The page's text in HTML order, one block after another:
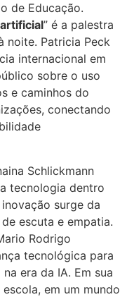
de Educação.
” é a palestra
noite. Patricia Peck
internacional em
sobre o uso
e caminhos do
conectando
Schlickmann
tecnologia dentro
surge da
escuta e empatia.
Rodrigo
tecnológica para
era da IA. Em sua
em um mundo